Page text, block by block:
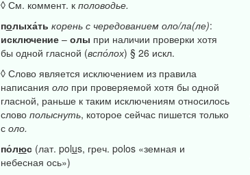
◊ См. коммент. к половодье.
полыха́ть корень с чередованием оло/ла(ле):
исключение– олы при наличии проверки хотя
бы одной гласной (вспо́лох) § 26 искл.
◊ Слово является исключением из правила
написания олопри проверяемой хотя бы одной
гласной, раньше к таким исключениям относилось
слово полыснуть, которое сейчас пишется только
с оло.
по́люс(лат. polus, греч. polos «земная и
небесная ось»)